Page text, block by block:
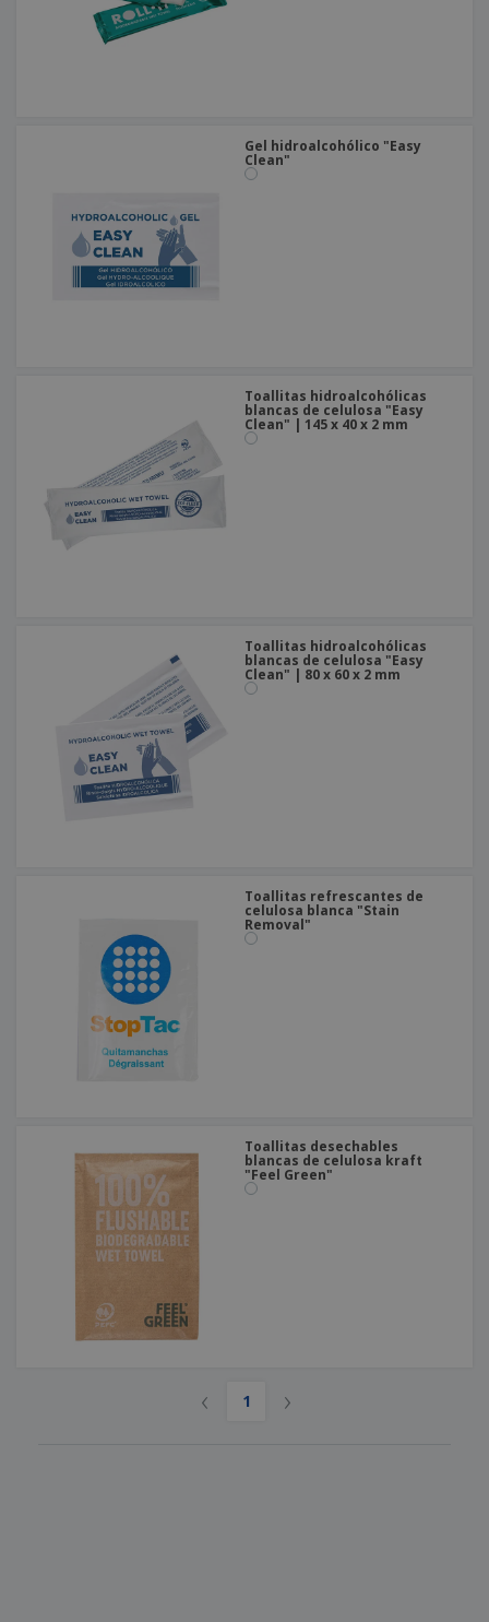
Gel hidroalcohólico "Easy
Clean"
Toallitas hidroalcohólicas
blancas de celulosa "Easy
Clean" | 145 x 40 x 2 mm
Toallitas hidroalcohólicas
blancas de celulosa "Easy
Clean" | 80 x 60 x 2 mm
Toallitas refrescantes de
celulosa blanca "Stain
Removal"
Toallitas desechables
blancas de celulosa kraft
"Feel Green"
‹ 1 ›